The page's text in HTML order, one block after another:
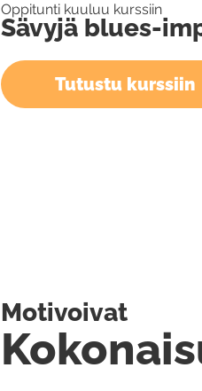
Oppitunti kuuluu kurssiin
Sävyjä blues-
Tutustu kurssiin
Motivoivat